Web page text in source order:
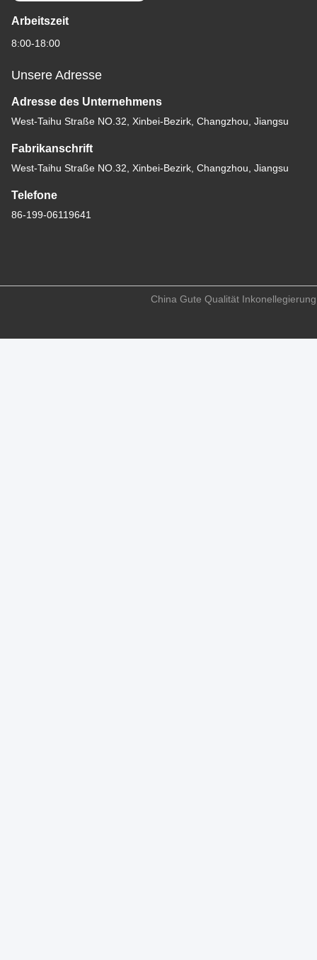
Arbeitszeit
8:00-18:00
Unsere Adresse
Adresse des Unternehmens
West-Taihu Straße NO.32, Xinbei-Bezirk, Changzhou, Jiangsu
Fabrikanschrift
West-Taihu Straße NO.32, Xinbei-Bezirk, Changzhou, Jiangsu
Telefone
86-199-06119641
China Gute Qualität